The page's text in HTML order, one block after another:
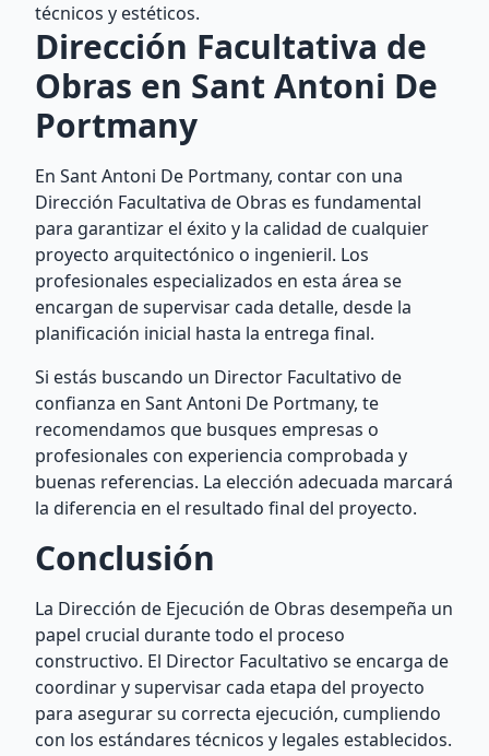
técnicos y estéticos.
Dirección Facultativa de
Obras en Sant Antoni De
Portmany
En Sant Antoni De Portmany, contar con una
Dirección Facultativa de Obras es fundamental
para garantizar el éxito y la calidad de cualquier
proyecto arquitectónico o ingenieril. Los
profesionales especializados en esta área se
encargan de supervisar cada detalle, desde la
planificación inicial hasta la entrega final.
Si estás buscando un Director Facultativo de
confianza en Sant Antoni De Portmany, te
recomendamos que busques empresas o
profesionales con experiencia comprobada y
buenas referencias. La elección adecuada marcará
la diferencia en el resultado final del proyecto.
Conclusión
La Dirección de Ejecución de Obras desempeña un
papel crucial durante todo el proceso
constructivo. El Director Facultativo se encarga de
coordinar y supervisar cada etapa del proyecto
para asegurar su correcta ejecución, cumpliendo
con los estándares técnicos y legales establecidos.